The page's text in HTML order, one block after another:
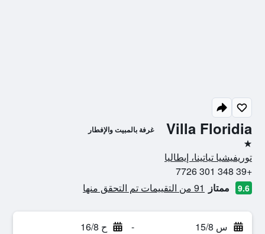
Villa Floridia غرفة بالمبيت والإفطار
نجمة واحدة
توريفيشيا تياتينا، إيطاليا
+39 348 301 7726
9.6 ممتاز 91 من التقييمات تم التحقق منها
س 15/8 - ح 16/8